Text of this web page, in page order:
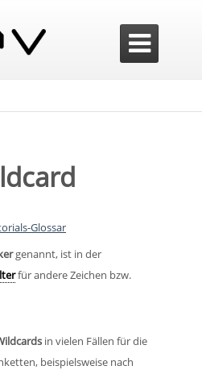

Glossar
genannt, ist in der
für andere Zeichen bzw.
in vielen Fällen für die
beispielsweise nach